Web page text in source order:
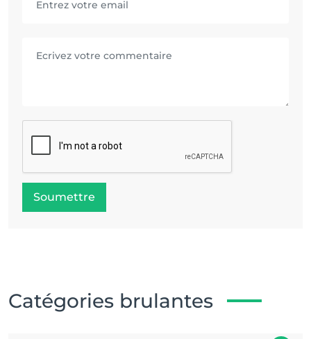
Soumettre
Catégories brulantes